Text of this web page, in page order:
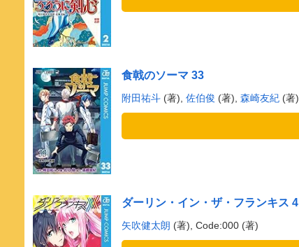
食戟のソーマ 33
附田祐斗(著), 佐伯俊 (著), 森崎友紀(著)
ダーリン・イン・ザ・フランキス 4
矢吹健太朗 (著), Code:000 (著)